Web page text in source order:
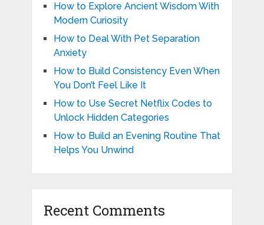
How to Explore Ancient Wisdom With
Modern Curiosity
How to Deal With Pet Separation
Anxiety
How to Build Consistency Even When
You Don’t Feel Like It
How to Use Secret Netflix Codes to
Unlock Hidden Categories
How to Build an Evening Routine That
Helps You Unwind
Recent Comments